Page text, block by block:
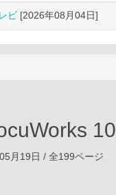
ビ [2026年08月04日]
10
月19日 / 全199ページ